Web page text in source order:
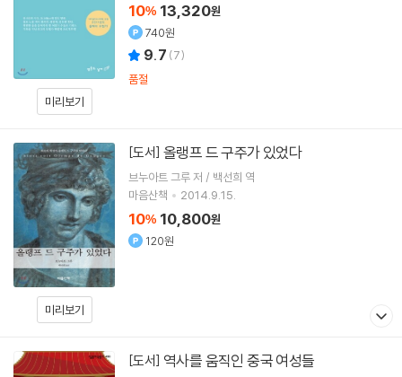
미리보기
10% 13,320원
740원
9.7 (7)
품절
미리보기
[도서] 올랭프 드 구주가 있었다
브누아트 그루 저 / 백선희 역
마음산책
2014.9.15.
10% 10,800원
120원
[도서] 역사를 움직인 중국 여성들